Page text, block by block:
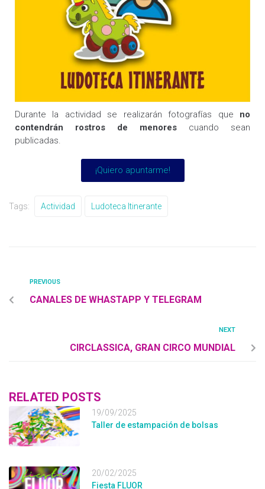
Durante la actividad se realizarán fotografías que no
contendrán rostros de menores cuando sean
publicadas.
¡Quiero apuntarme!
Tags: Actividad Ludoteca Itinerante
PREVIOUS
CANALES DE WHASTAPP Y TELEGRAM
NEXT
CIRCLASSICA, GRAN CIRCO MUNDIAL
RELATED POSTS
19/09/2025
Taller de estampación de bolsas
20/02/2025
Fiesta FLUOR